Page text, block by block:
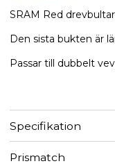
SRAM Red
Den sista bukten är
Passar till dubbelt
Specifikation
Prismatch